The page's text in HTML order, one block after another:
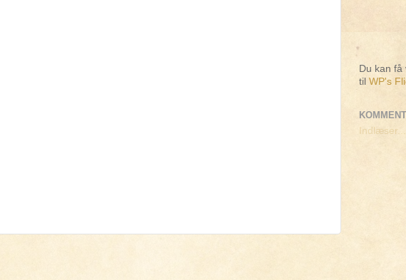
Du kan få
til WP's
Indlæser...